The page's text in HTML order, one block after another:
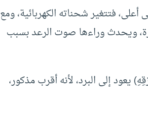
أعلى، فتتغير شحناته الكهربائية، ومع
ويحدث وراءها صوت الرعد بسبب
يعود إلى البرد، لأنه أقرب مذكور،